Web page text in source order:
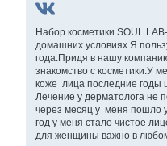
Набор косметики SOUL
домашних условиях.Я
года.Придя в нашу
знакомство с косметики.У
коже лица последние
Лечение у дерматолога не
через месяц у меня пошло
год у меня стало чистое
для женщины важно в